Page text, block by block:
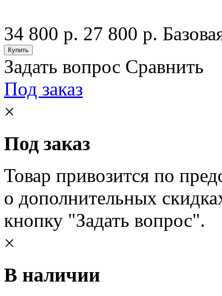
34 800 р. 27 800 р.
Задать вопрос Сравнить
Под заказ
×
Под заказ
Товар привозится по
о дополнительных
кнопку "Задать вопрос".
×
В наличии